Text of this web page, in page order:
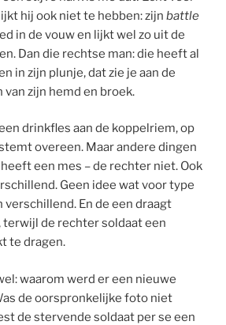
hij ook niet te hebben: zijn battle
in de vouw en lijkt wel zo uit de
Dan die rechtse man: die heeft al
in zijn plunje, dat zie je aan de
zijn hemd en broek.
drinkfles aan de koppelriem, op
overeen. Maar andere dingen
een mes – de rechter niet. Ook
Geen idee wat voor type
verschillend. En de een draagt
de rechter soldaat een
te dragen.
waarom werd er een nieuwe
de oorspronkelijke foto niet
de stervende soldaat per se een